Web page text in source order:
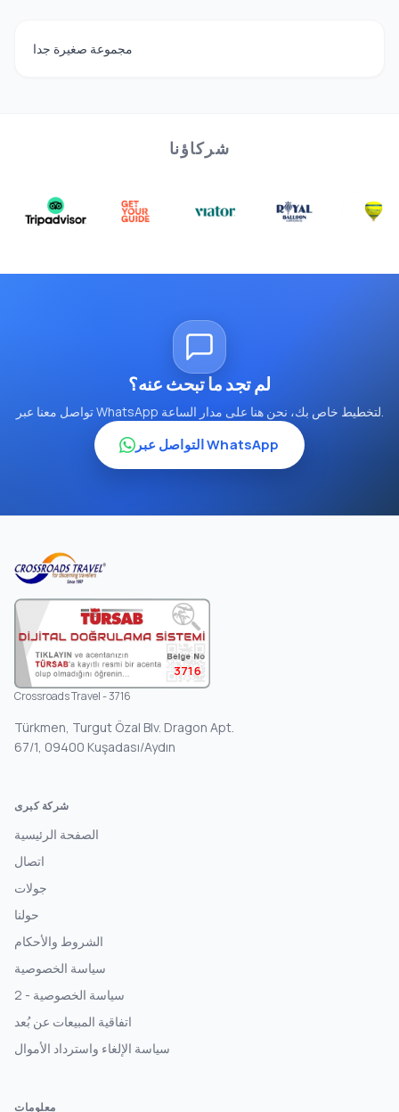
مجموعة صغيرة جدا
شركاؤنا
لم تجد ما تبحث عنه؟
تواصل معنا عبر WhatsApp لتخطيط خاص بك، نحن هنا على مدار الساعة.
التواصل عبر WhatsApp
3716
Crossroads Travel - 3716
Türkmen, Turgut Özal Blv. Dragon Apt.
67/1, 09400 Kuşadası/Aydın
شركة كبرى
الصفحة الرئيسية
اتصال
جولات
حولنا
الشروط والأحكام
سياسة الخصوصية
سياسة الخصوصية - 2
اتفاقية المبيعات عن بُعد
سياسة الإلغاء واسترداد الأموال
معلومات